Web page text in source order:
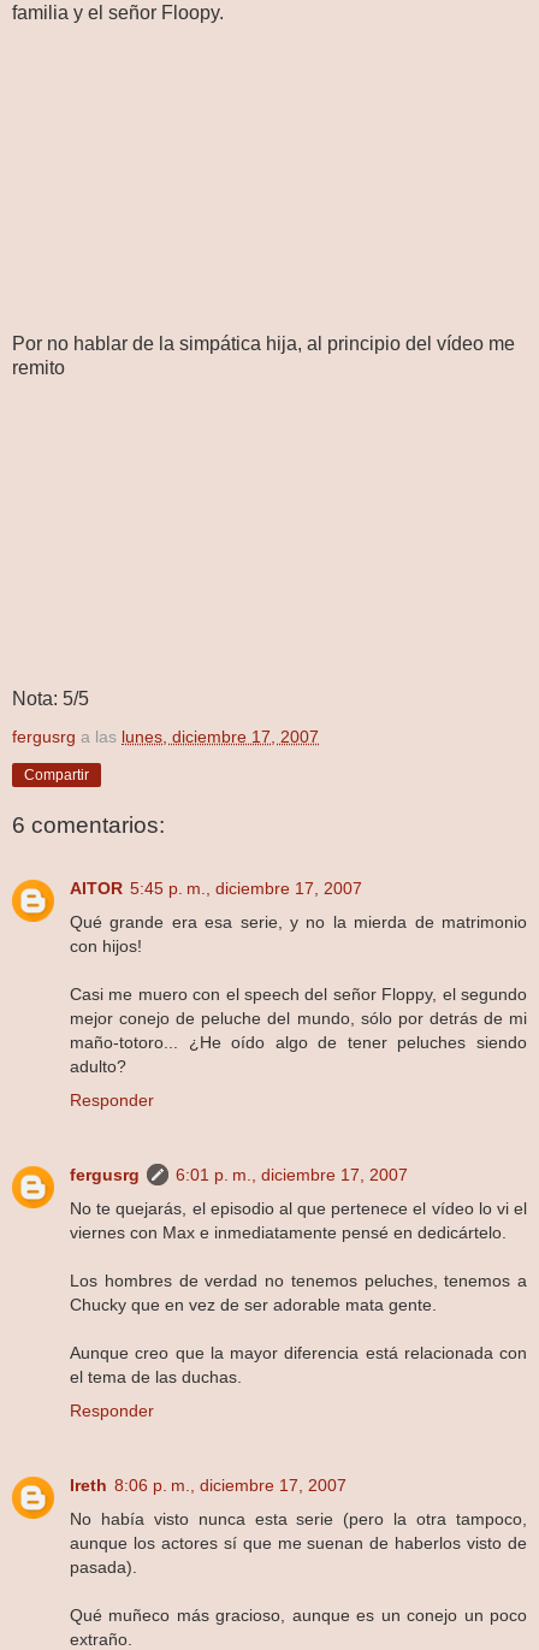
familia y el señor Floopy.
Por no hablar de la simpática hija, al principio del vídeo me
remito
Nota: 5/5
fergusrg a las lunes, diciembre 17, 2007
Compartir
6 comentarios:
AITOR 5:45 p. m., diciembre 17, 2007
Qué grande era esa serie, y no la mierda de matrimonio
con hijos!
Casi me muero con el speech del señor Floppy, el segundo
mejor conejo de peluche del mundo, sólo por detrás de mi
maño-totoro... ¿He oído algo de tener peluches siendo
adulto?
Responder
fergusrg
6:01 p. m., diciembre 17, 2007
No te quejarás, el episodio al que pertenece el vídeo lo vi el
viernes con Max e inmediatamente pensé en dedicártelo.
Los hombres de verdad no tenemos peluches, tenemos a
Chucky que en vez de ser adorable mata gente.
Aunque creo que la mayor diferencia está relacionada con
el tema de las duchas.
Responder
Ireth 8:06 p. m., diciembre 17, 2007
No había visto nunca esta serie (pero la otra tampoco,
aunque los actores sí que me suenan de haberlos visto de
pasada).
Qué muñeco más gracioso, aunque es un conejo un poco
extraño.